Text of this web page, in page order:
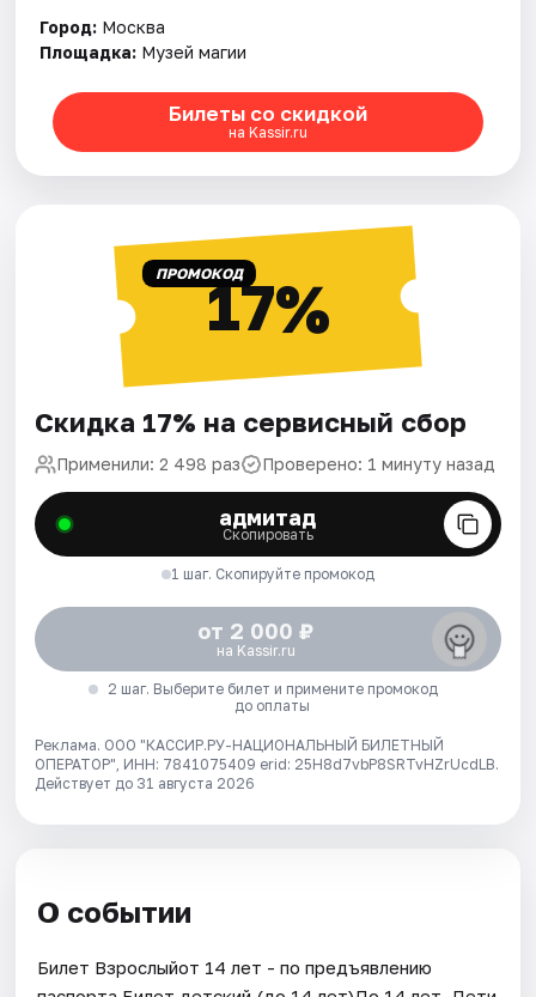
Город: Москва
Площадка: Музей магии
Билеты со скидкой
на Kassir.ru
ПРОМОКОД17%
Скидка 17% на сервисный сбор
Применили: 2 498 раз Проверено: 1 минуту назад
адмитад
Скопировать
1 шаг. Скопируйте промокод
от 2 000 ₽
на Kassir.ru
2 шаг. Выберите билет и примените промокод
до оплаты
Реклама. ООО "КАССИР.РУ-НАЦИОНАЛЬНЫЙ БИЛЕТНЫЙ
ОПЕРАТОР", ИНН: 7841075409 erid: 25H8d7vbP8SRTvHZrUcdLB.
Действует до 31 августа 2026
О событии
Билет Взрослыйот 14 лет - по предъявлению